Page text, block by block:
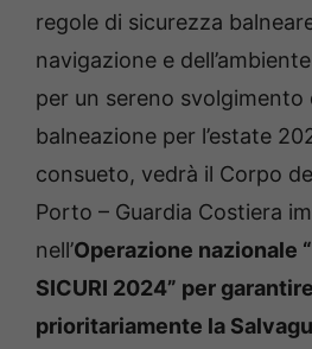
regole di sicurezza
navigazione e
per un sereno svolgimento
balneazione per l’estate
consueto, vedrà il Corpo
Porto – Guardia Costiera
nell’Operazione nazionale
SICURI 2024” per
prioritariamente la